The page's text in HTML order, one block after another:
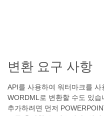
변환 요구 사항
API를 사용하여 워터마크를
WORDML로 변환할 수도 있
추가하려면 먼저